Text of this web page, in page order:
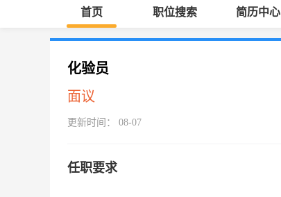
首页 职位搜索 简历中心
化验员
面议
更新时间： 08-07
任职要求